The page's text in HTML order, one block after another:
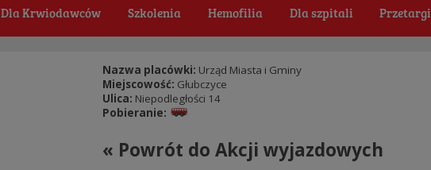
Dla Krwiodawców Szkolenia Hemofilia Dla szpitali Przetargi
Nazwa placówki: Urząd Miasta i Gminy
Miejscowość: Głubczyce
Ulica: Niepodległości 14
Pobieranie:
« Powrót do Akcji wyjazdowych